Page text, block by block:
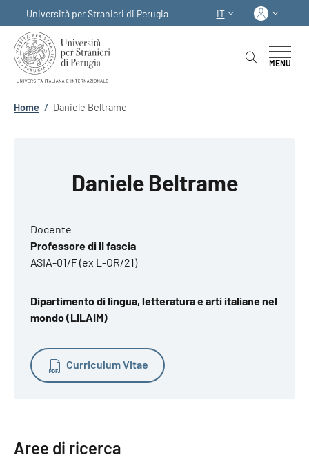
Università per Stranieri di Perugia
SELETTORE LINGUA:
IT
MENU
Briciole di pane
Home / Daniele Beltrame
Daniele Beltrame
Docente
Professore di II fascia
ASIA-01/F (ex L-OR/21)
Dipartimento di lingua, letteratura e arti italiane nel
mondo (LILAIM)
Curriculum Vitae
Aree di ricerca